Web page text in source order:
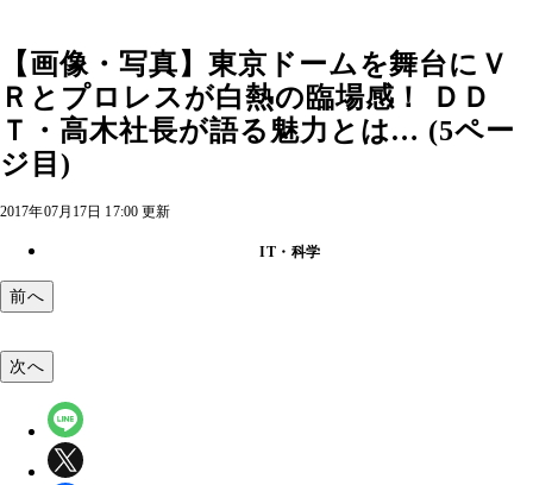
【画像・写真】東京ドームを舞台にＶ
Ｒとプロレスが白熱の臨場感！ ＤＤ
Ｔ・高木社長が語る魅力とは… (5ペー
ジ目)
2017年07月17日 17:00 更新
IT・科学
前へ
次へ